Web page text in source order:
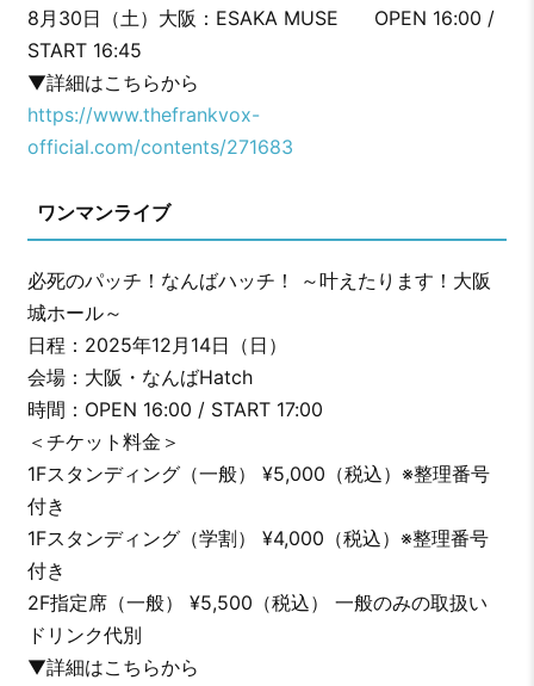
8月30日（土）大阪：ESAKA MUSE OPEN 16:00 /
START 16:45
▼詳細はこちらから
https://www.thefrankvox-
official.com/contents/271683
ワンマンライブ
必死のパッチ！なんばハッチ！ ～叶えたります！大阪
城ホール～
日程：2025年12月14日（日）
会場：大阪・なんばHatch
時間：OPEN 16:00 / START 17:00
＜チケット料金＞
1Fスタンディング（一般） ¥5,000（税込）※整理番号
付き
1Fスタンディング（学割） ¥4,000（税込）※整理番号
付き
2F指定席（一般） ¥5,500（税込） 一般のみの取扱い
ドリンク代別
▼詳細はこちらから